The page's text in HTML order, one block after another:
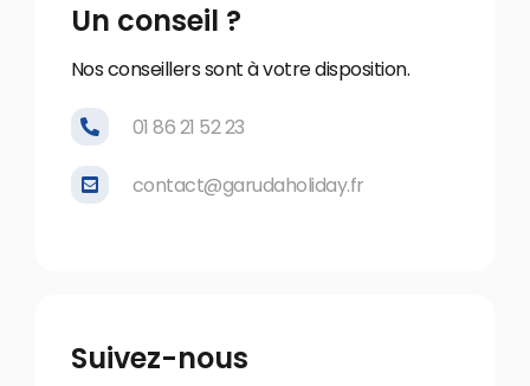
Un conseil ?
Nos conseillers sont à votre disposition.
01 86 21 52 23
contact@garudaholiday.fr
Suivez-nous